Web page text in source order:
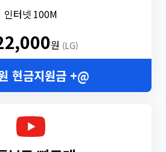
인터넷 100M
원 (LG)
현금지원금 +@